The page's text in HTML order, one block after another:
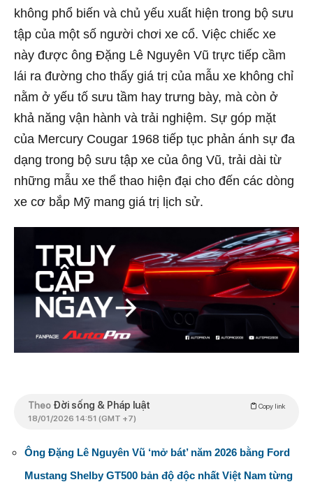
không phổ biến và chủ yếu xuất hiện trong bộ sưu
tập của một số người chơi xe cổ. Việc chiếc xe
này được ông Đặng Lê Nguyên Vũ trực tiếp cầm
lái ra đường cho thấy giá trị của mẫu xe không chỉ
nằm ở yếu tố sưu tầm hay trưng bày, mà còn ở
khả năng vận hành và trải nghiệm. Sự góp mặt
của Mercury Cougar 1968 tiếp tục phản ánh sự đa
dạng trong bộ sưu tập xe của ông Vũ, trải dài từ
những mẫu xe thể thao hiện đại cho đến các dòng
xe cơ bắp Mỹ mang giá trị lịch sử.
Theo Đời sống & Pháp luật Copy link
18/01/2026 14:51 (GMT +7)
Ông Đặng Lê Nguyên Vũ ‘mở bát’ năm 2026 bằng Ford
Mustang Shelby GT500 bản độ độc nhất Việt Nam từng